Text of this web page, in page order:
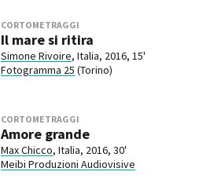
CORTOMETRAGGI
Il mare si ritira
Simone Rivoire, Italia, 2016, 15'
Fotogramma 25 (Torino)
CORTOMETRAGGI
Amore grande
Max Chicco, Italia, 2016, 30'
Meibi Produzioni Audiovisive